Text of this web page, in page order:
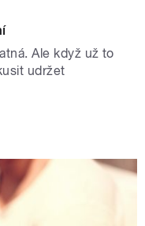
Ale když už to
udržet